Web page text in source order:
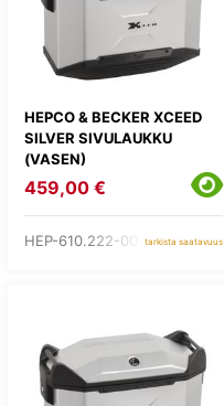
HEPCO & BECKER XCEED
SILVER SIVULAUKKU
(VASEN)
459,00 €
HEP-610.222-00-09tarkista saatavuus